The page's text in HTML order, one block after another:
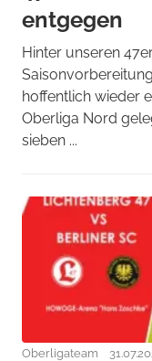
entgegen
Hinter unseren
hoffentlich wieder
Oberliga Nord
sieben ...
Oberligateam